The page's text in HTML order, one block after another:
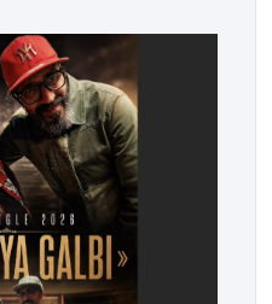
مرور عشرين عاماً على انطلاق
استحداث فئة “الابتكار